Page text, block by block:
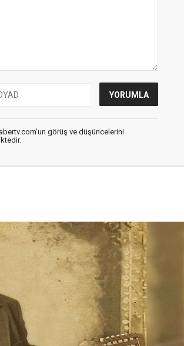
görüş ve düşüncelerini